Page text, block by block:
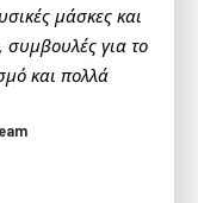
μάσκες και
για το
και πολλά